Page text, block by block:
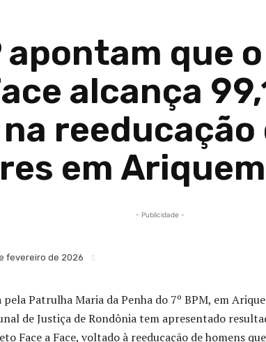
apontam que
alcança
reeducação
em
- Publicidade -
fevereiro de 2026
Patrulha Maria da Penha do 7º BPM, em
de Justiça de Rondônia tem apresentado
Face a Face, voltado à reeducação de homens